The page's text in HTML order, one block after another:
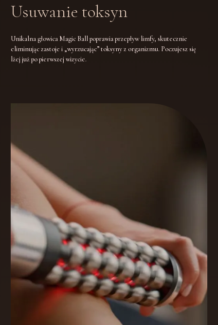
Usuwanie toksyn
Unikalna głowica Magic Ball poprawia przepływ limfy, skutecznie
eliminując zastoje i „wyrzucając” toksyny z organizmu. Poczujesz się
lżej już po pierwszej wizycie.